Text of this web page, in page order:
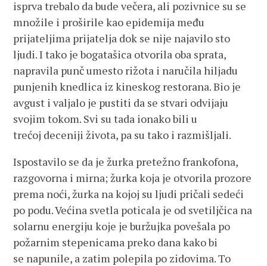
isprva trebalo da bude večera, ali pozivnice su se
množile i proširile kao epidemija među
prijateljima prijatelja dok se nije najavilo sto
ljudi. I tako je bogatašica otvorila oba sprata,
napravila punč umesto rižota i naručila hiljadu
punjenih knedlica iz kineskog restorana. Bio je
avgust i valjalo je pustiti da se stvari odvijaju
svojim tokom. Svi su tada ionako bili u
trećoj deceniji života, pa su tako i razmišljali.
Ispostavilo se da je žurka pretežno frankofona,
razgovorna i mirna; žurka koja je otvorila prozore
prema noći, žurka na kojoj su ljudi pričali sedeći
po podu. Većina svetla poticala je od svetiljčica na
solarnu energiju koje je buržujka povešala po
požarnim stepenicama preko dana kako bi
se napunile, a zatim polepila po zidovima. To